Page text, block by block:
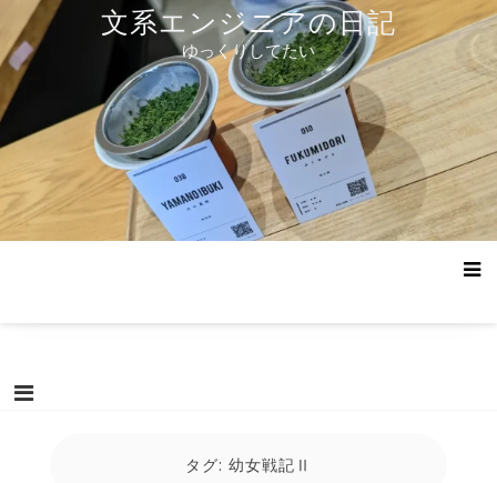
テ
ツ
へ
ス
ッ
プ
文系エンジニアの日記
ゆっくりしてたい
タグ: 幼女戦記Ⅱ